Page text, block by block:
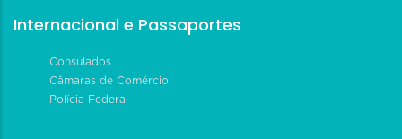
Internacional e Passaportes
Consulados
Câmaras de Comércio
Polícia Federal